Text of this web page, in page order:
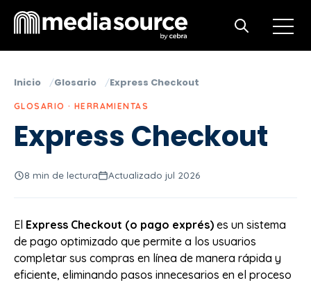
Open
Open search
Inicio Glosario Express Checkout
GLOSARIO · HERRAMIENTAS
Express Checkout
8 min de lectura Actualizado jul 2026
El Express Checkout (o pago exprés) es un sistema
de pago optimizado que permite a los usuarios
completar sus compras en línea de manera rápida y
eficiente, eliminando pasos innecesarios en el proceso